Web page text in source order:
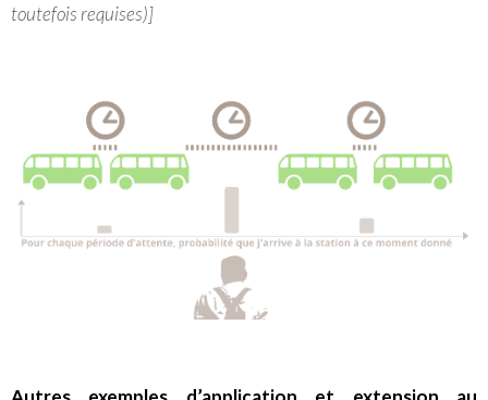
toutefois requises)]